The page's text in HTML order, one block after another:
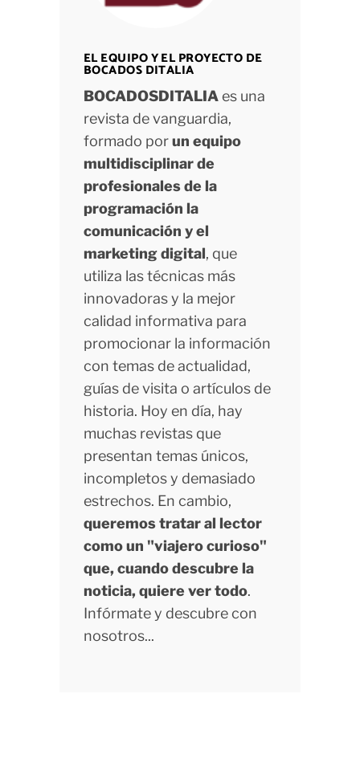
EL EQUIPO Y EL PROYECTO DE
BOCADOS DITALIA
BOCADOSDITALIAes una
revista de vanguardia,
formado porun equipo
multidisciplinar de
profesionales de la
programación la
comunicación y el
marketing digital, que
utiliza las técnicas más
innovadoras y la mejor
calidad informativa para
promocionar la información
con temas de actualidad,
guías de visita o artículos de
historia. Hoy en día, hay
muchas revistas que
presentan temas únicos,
incompletos y demasiado
estrechos. En cambio,
queremos tratar al lector
como un "viajero curioso"
que, cuando descubre la
noticia, quiere ver todo.
Infórmate y descubre con
nosotros...